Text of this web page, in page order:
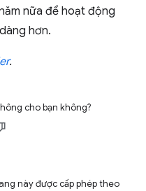
nữa để hoạt động
hơn.
.
cho bạn không?
này được cấp phép theo